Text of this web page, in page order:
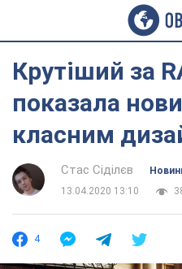
Крутіший за
показала
класним
Стас Сіділєв
13.04.2020 13:10
4